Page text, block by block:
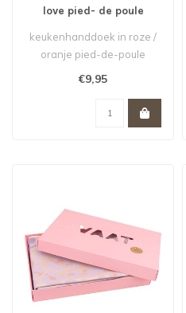
love pied- de poule
keukenhanddoek in roze /
oranje pied-de-poule
€9,95